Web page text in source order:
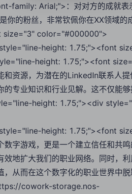
family: Arial;">：对对方的成就表
是你的粉丝，非常钦佩你在XX领
size="3" color="#000000">
height: 1.75;"><font
height: 1.75;"><font
和资源，为潜在的LinkedIn联系人
的专业知识和行业见解。这不仅能
height: 1.75;"><div
height: 1.75;"><font
数字游戏，更是一个建立信任和共
效地扩大我们的职业网络。同时，
，从而在这个数字化的职业世界
cowork-storage.nos-